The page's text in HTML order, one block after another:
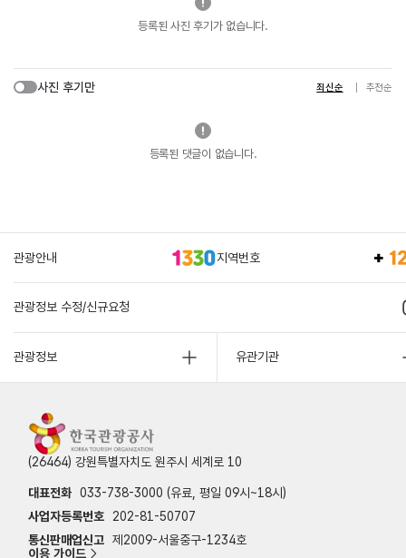
등록된 사진 후기가 없습니다.
사진 후기만 최신순 추천순
등록된 댓글이 없습니다.
관광안내 지역번호
관광정보 수정/신규요청
관광정보 유관기관
(26464) 강원특별자치도 원주시 세계로 10
대표전화 033-738-3000 (유료, 평일 09시~18시)
사업자등록번호
202-81-50707
통신판매업신고 제2009-서울중구-1234호
이용 가이드